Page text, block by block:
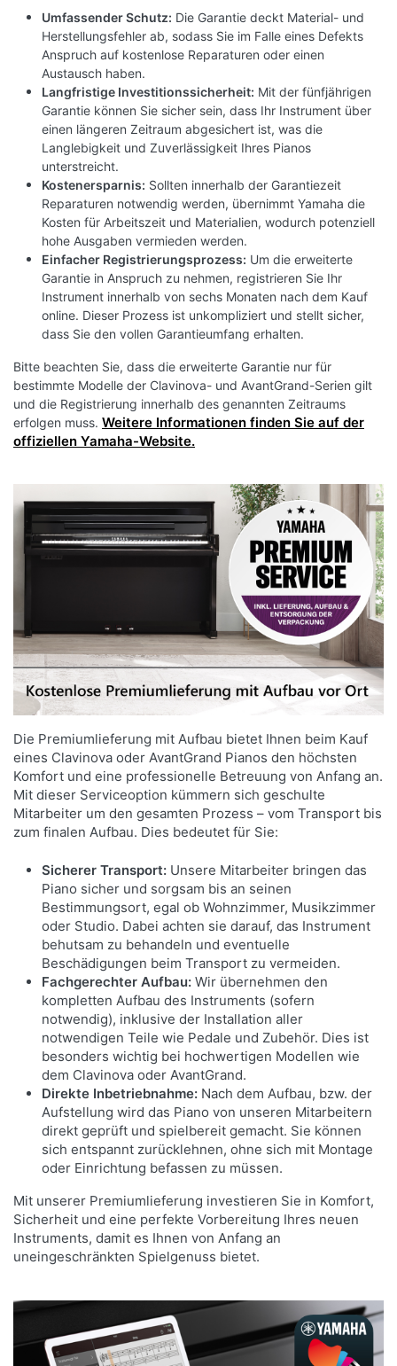
Tastaturdeckel mit Soft-Glide (langsames
Schließen des Deckels)
max Polyphonie: 256
verschiedene Klangfarben: 28
Kompatibel zur Smart Pianist App (IOS und
Android) über internes Bluetooth MIDI
Hall-Effekt
1 Spur Recorder (Kapazität: ca. 30.000 Noten)
eingebautes Metronom
Transpose-Funktion
Tuning-Funktion
7 Skalen-Stimmungen einstellbar
2 Kopfhörer-Anschlüsse
MIDI in/Out
AUX IN
AUX OUT
USB TO DEVICE
Verstärker: (40 Watt + 45 Watt) x 2
Lautsprecher: (16 cm + 2,5 cm (Dome) mit
bidirektionalem Horn) × 2
Abmessungen: Breite: 1.501 mm / Höhe: 1.024
Stromversorgung über externes Netzteil PA-
500 (Output: DC 24 V, 2.5 A)
Stromverbrauch: 47 Watt
Gehäuseoberfläche in Schwarz Hochglanz
SENSORIK DER SUPERLATIVE
Wie bei allen AvantGrand-Instrumenten ist auch
das NU1XA mit einer echten Klaviermechanik
ausgestattet. Es geht aber noch weiter: Das neu
eingeführte Articulation Sensor System erfasst
mithilfe elektromagnetischer Sensoren und einem
speziellen Algorithmus von Yamaha die feinsten
Details des Spielers. Dank zwei Sensoren pro
Taste, einer für den Hammer und einer für die
Taste, wird jede noch so kleine Bewegung und
jeder Klangnuance erfasst.
DAS ERLEBNIS VON
GRANDTOUCH™ PEDALEN
Umfassender Schutz: Die Garantie deckt Material- und
Herstellungsfehler ab, sodass Sie im Falle eines Defekts
Anspruch auf kostenlose Reparaturen oder einen
Austausch haben.
Langfristige Investitionssicherheit: Mit der fünfjährigen
Garantie können Sie sicher sein, dass Ihr Instrument über
einen längeren Zeitraum abgesichert ist, was die
Langlebigkeit und Zuverlässigkeit Ihres Pianos
unterstreicht.
Kostenersparnis: Sollten innerhalb der Garantiezeit
Reparaturen notwendig werden, übernimmt Yamaha die
Kosten für Arbeitszeit und Materialien, wodurch potenziell
hohe Ausgaben vermieden werden.
Einfacher Registrierungsprozess: Um die erweiterte
Garantie in Anspruch zu nehmen, registrieren Sie Ihr
Instrument innerhalb von sechs Monaten nach dem Kauf
online. Dieser Prozess ist unkompliziert und stellt sicher,
dass Sie den vollen Garantieumfang erhalten.
Bitte beachten Sie, dass die erweiterte Garantie nur für
bestimmte Modelle der Clavinova- und AvantGrand-Serien gilt
und die Registrierung innerhalb des genannten Zeitraums
erfolgen muss. Weitere Informationen finden Sie auf der
offiziellen Yamaha-Website.
Die Premiumlieferung mit Aufbau bietet Ihnen beim Kauf
eines Clavinova oder AvantGrand Pianos den höchsten
Komfort und eine professionelle Betreuung von Anfang an.
Mit dieser Serviceoption kümmern sich geschulte
Mitarbeiter um den gesamten Prozess – vom Transport bis
zum finalen Aufbau. Dies bedeutet für Sie:
Sicherer Transport: Unsere Mitarbeiter bringen das
Piano sicher und sorgsam bis an seinen
Bestimmungsort, egal ob Wohnzimmer, Musikzimmer
oder Studio. Dabei achten sie darauf, das Instrument
behutsam zu behandeln und eventuelle
Beschädigungen beim Transport zu vermeiden.
Fachgerechter Aufbau: Wir übernehmen den
kompletten Aufbau des Instruments (sofern
notwendig), inklusive der Installation aller
notwendigen Teile wie Pedale und Zubehör. Dies ist
besonders wichtig bei hochwertigen Modellen wie
dem Clavinova oder AvantGrand.
Direkte Inbetriebnahme: Nach dem Aufbau, bzw. der
Aufstellung wird das Piano von unseren Mitarbeitern
direkt geprüft und spielbereit gemacht. Sie können
sich entspannt zurücklehnen, ohne sich mit Montage
oder Einrichtung befassen zu müssen.
Mit unserer Premiumlieferung investieren Sie in Komfort,
Sicherheit und eine perfekte Vorbereitung Ihres neuen
Instruments, damit es Ihnen von Anfang an
uneingeschränkten Spielgenuss bietet.